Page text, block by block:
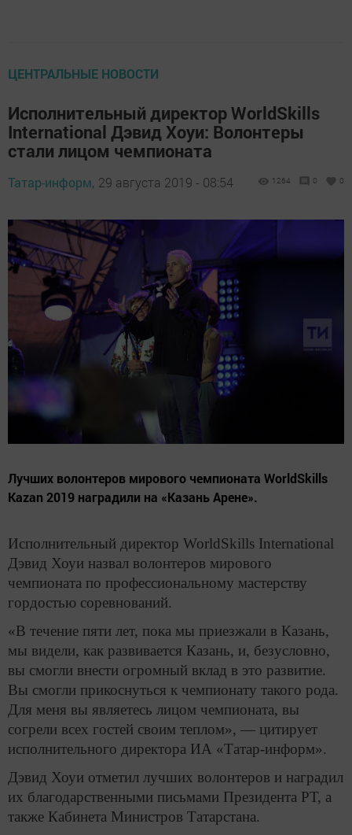
ЦЕНТРАЛЬНЫЕ НОВОСТИ
Исполнительный директор WorldSkills
International Дэвид Хоуи: Волонтеры
стали лицом чемпионата
Татар-информ, 29 августа 2019 - 08:54 1264 0 0
Лучших волонтеров мирового чемпионата WorldSkills
Kazan 2019 наградили на «Казань Арене».
Исполнительный директор WorldSkills International
Дэвид Хоуи назвал волонтеров мирового
чемпионата по профессиональному мастерству
гордостью соревнований.
«В течение пяти лет, пока мы приезжали в Казань,
мы видели, как развивается Казань, и, безусловно,
вы смогли внести огромный вклад в это развитие.
Вы смогли прикоснуться к чемпионату такого рода.
Для меня вы являетесь лицом чемпионата, вы
согрели всех гостей своим теплом», — цитирует
исполнительного директора ИА «Татар-информ».
Дэвид Хоуи отметил лучших волонтеров и наградил
их благодарственными письмами Президента РТ, а
также Кабинета Министров Татарстана.